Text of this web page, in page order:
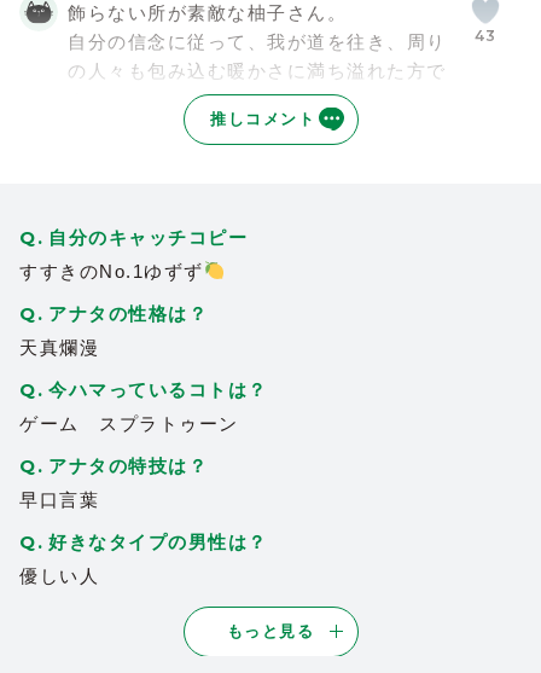
飾らない所が素敵な柚子さん。
自分の信念に従って、我が道を往き、周り
の人々も包み込む暖かさに満ち溢れた方で
自分も頑張ろうと思えるキャストさんです
43
2022/12/21
北海道といえばゆずずさん
りだった過去をカミングアウトして乗り越
だったりする知的なところも素敵です。
柚子さんの頑張りにはいつも刺激を受けて
ます！見習わないとって思わせてくれてあ
りがとうの気持ちです
ゆずちゃんわどんな時も一生懸命でまっす
力的だしさすが売れっ子のオーラ全開だと
ゆずちゃん見てるとまだまだ
頑張らないとと思うし、何よりずっとNo.
推しコメント
自分のキャッチコピー
すすきのNo.1ゆずず
アナタの性格は？
天真爛漫
今ハマっているコトは？
ゲーム スプラトゥーン
アナタの特技は？
早口言葉
好きなタイプの男性は？
優しい人
もっと見る